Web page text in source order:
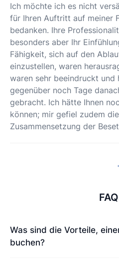
Ich möchte ich es nicht
für Ihren Auftritt auf meiner
bedanken. Ihre
besonders aber Ihr
Fähigkeit, sich auf den
einzustellen, waren
waren sehr beeindruckt und
gegenüber noch Tage
gebracht. Ich hätte Ihnen
können; mir gefiel zudem
Zusammensetzung der
Was sind die Vorteile,
buchen?